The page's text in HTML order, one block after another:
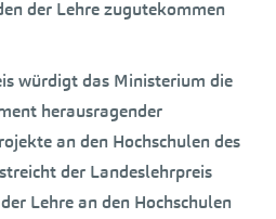
der Lehre zugutekommen
würdigt das Ministerium die
herausragender
an den Hochschulen des
der Landeslehrpreis
Lehre an den Hochschulen